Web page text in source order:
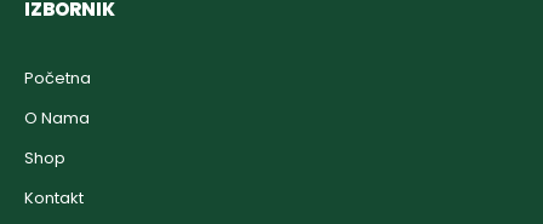
IZBORNIK
Početna
O Nama
Shop
Kontakt